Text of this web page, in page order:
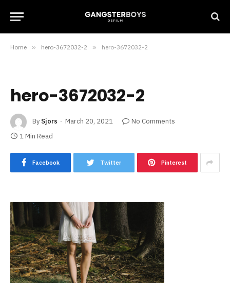
Home » hero-3672032-2 » hero-3672032-2
hero-3672032-2
By Sjors March 20, 2021
No Comments
1 Min Read
Facebook Twitter Pinterest